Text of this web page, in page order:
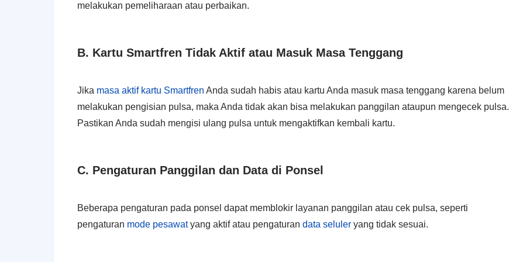
melakukan pemeliharaan atau perbaikan.
B. Kartu Smartfren Tidak Aktif atau Masuk Masa Tenggang
Jika masa aktif kartu Smartfren Anda sudah habis atau kartu Anda masuk masa tenggang karena belum
melakukan pengisian pulsa, maka Anda tidak akan bisa melakukan panggilan ataupun mengecek pulsa.
Pastikan Anda sudah mengisi ulang pulsa untuk mengaktifkan kembali kartu.
C. Pengaturan Panggilan dan Data di Ponsel
Beberapa pengaturan pada ponsel dapat memblokir layanan panggilan atau cek pulsa, seperti
pengaturan mode pesawatyang aktif atau pengaturan data seluler yang tidak sesuai.